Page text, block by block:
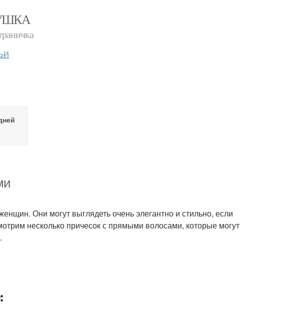
Они могут выглядеть очень элегантно и стильно, если
несколько причесок с прямыми волосами, которые могут